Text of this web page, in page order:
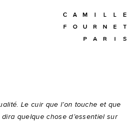
Le cuir que l’on touche et que
quelque chose d’essentiel sur